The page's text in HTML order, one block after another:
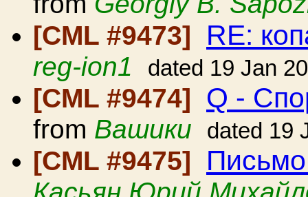
[CML #9473]
RE:
reg-ion1 dated 19 Jan
[CML #9474] Q -
from Вашики dated 19
[CML #9475]